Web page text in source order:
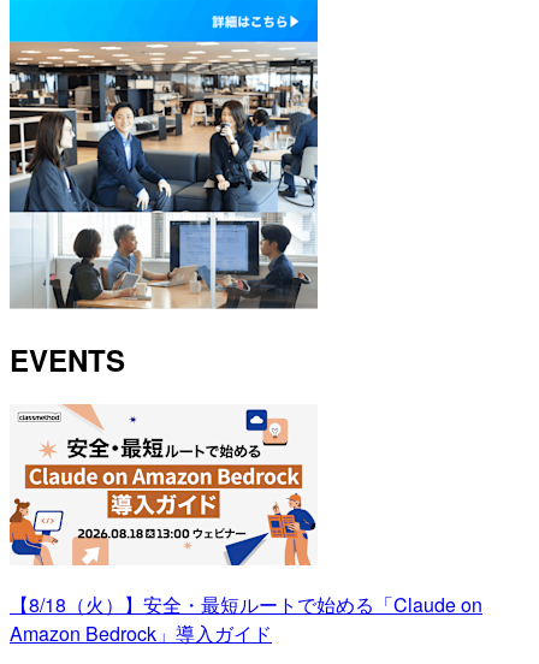
EVENTS
【8/18（火）】安全・最短ルートで始める「Claude on
Amazon Bedrock」導入ガイド